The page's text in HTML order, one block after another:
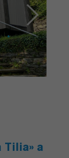
Tilia» a